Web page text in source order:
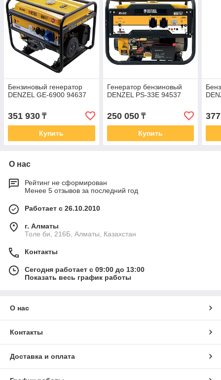
Бензиновый генератор
DENZEL GE-6900 94637
351 930 ₸
Купить
Генератор бензиновый
DENZEL PS-33E 94537
250 050₸
Купить
О нас
Рейтинг не сформирован
Менее 5 отзывов за последний год
Работает с 26.10.2010
г. Алматы
Толе би, 216Б, Алматы, Казахстан
Контакты
Сегодня работает с 09:00 до 13:00
Показать весь график работы
О нас
Контакты
Доставка и оплата